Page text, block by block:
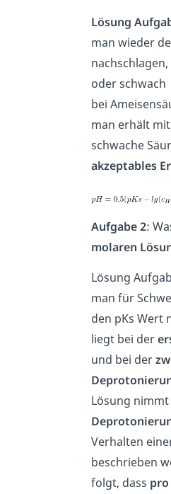
Lösung
man wieder
oder
bei
man erhält
schwache
akzeptables
Aufgabe 2:
molaren
Lösung
man für
den pKs Wert
liegt bei der
und bei der
Lösung
Verhalten
beschrieben
folgt, dass